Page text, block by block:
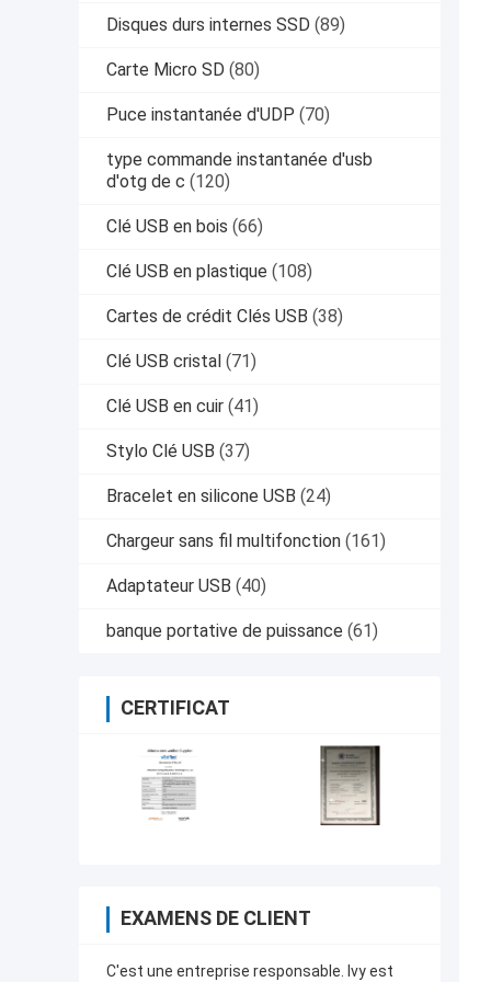
Disques durs internes SSD (89)
Carte Micro SD (80)
Puce instantanée d'UDP (70)
type commande instantanée d'usb
d'otg de c (120)
Clé USB en bois (66)
Clé USB en plastique (108)
Cartes de crédit Clés USB (38)
Clé USB cristal (71)
Clé USB en cuir (41)
Stylo Clé USB (37)
Bracelet en silicone USB (24)
Chargeur sans fil multifonction (161)
Adaptateur USB (40)
banque portative de puissance (61)
CERTIFICAT
EXAMENS DE CLIENT
C'est une entreprise responsable. Ivy est